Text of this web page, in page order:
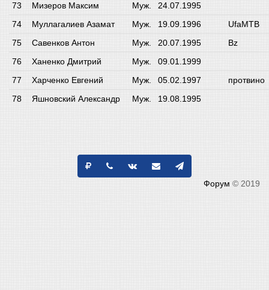
Мизеров Максим
Муж.
24.07.1995
Муллагалиев Азамат
Муж. 19.09.1996
UfaMTB
Савенков Антон
Муж. 20.07.1995
Bz
Ханенко Дмитрий
Муж.
09.01.1999
Харченко Евгений
Муж. 05.02.1997
протвино
Яшновский Александр
Муж. 19.08.1995
Форум © 2019